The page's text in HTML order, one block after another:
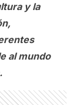
y la
al mundo